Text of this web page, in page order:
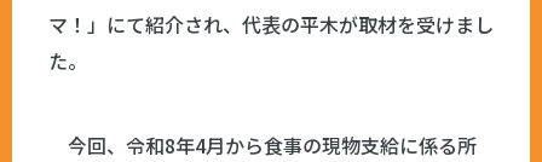
マ！」にて紹介され、代表の平木が取材を受けまし
た。
今回、令和8年4月から食事の現物支給に係る所